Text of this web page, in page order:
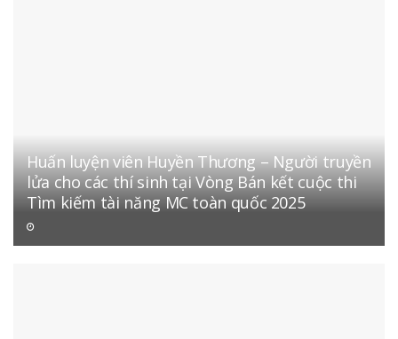
Huấn luyện viên Huyền Thương – Người truyền
lửa cho các thí sinh tại Vòng Bán kết cuộc thi
Tìm kiếm tài năng MC toàn quốc 2025